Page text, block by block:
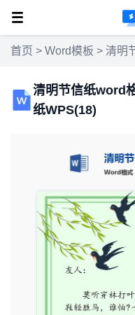
首页 > Word模板 > 清明节信
清明节信纸word
纸WPS(18)